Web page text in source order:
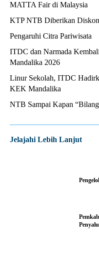
MATTA Fair di Malaysia
KTP NTB Diberikan
Pengaruhi Citra Pariwisata
ITDC dan Narmada
Mandalika 2026
Linur Sekolah, ITDC
KEK Mandalika
NTB Sampai Kapan
Jelajahi Lebih Lanjut